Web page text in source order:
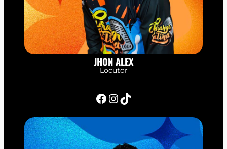
JHON ALEX
Locutor
Facebook InstagramTikTok